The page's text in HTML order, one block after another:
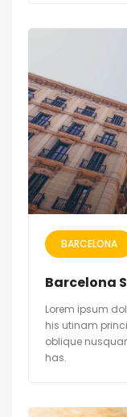
BARCELONA
Barcelona
Lorem ipsum
his utinam
oblique
has.